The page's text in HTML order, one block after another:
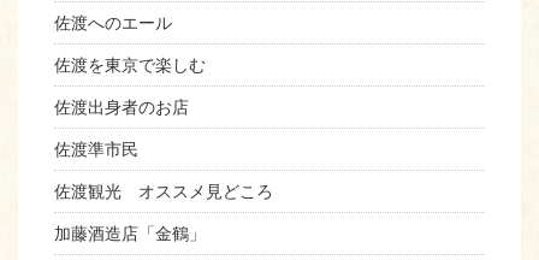
佐渡へのエール
佐渡を東京で楽しむ
佐渡出身者のお店
佐渡準市民
佐渡観光 オススメ見どころ
加藤酒造店「金鶴」